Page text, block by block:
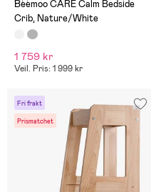
Beemoo CARE Calm Bedside
Crib, Nature/White
1 759 kr
Veil. Pris: 1 999 kr
Fri frakt
Prismatchet